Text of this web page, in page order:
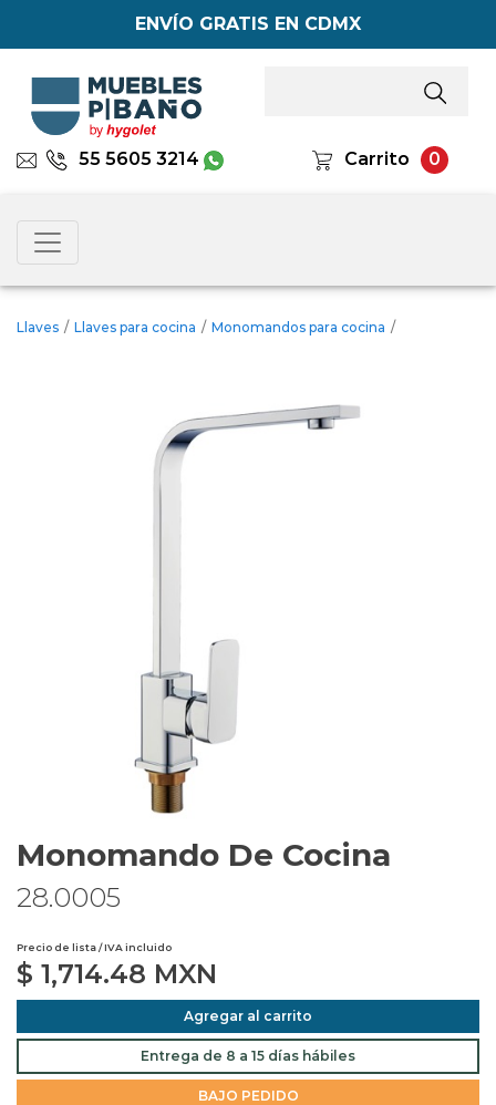
ENVÍO GRATIS EN CDMX
55 5605 3214 Carrito 0
Llaves / Llaves para cocina / Monomandos para cocina /
Monomando De Cocina
28.0005
Precio de lista / IVA incluido
$ 1,714.48 MXN
Agregar al carrito
Entrega de 8 a 15 días hábiles
BAJO PEDIDO